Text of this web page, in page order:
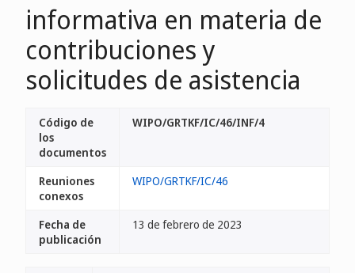
informativa en materia de
contribuciones y
solicitudes de asistencia
Código de
los
documentos
WIPO/GRTKF/IC/46/INF/4
Reuniones
conexos
WIPO/GRTKF/IC/46
Fecha de
publicación
13 de febrero de 2023